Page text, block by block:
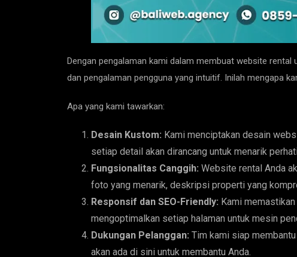
Dengan pengalaman kami dalam membuat website
dan pengalaman pengguna yang intuitif. Inilah mengapa
Apa yang kami tawarkan:
Desain Kustom: Kami menciptakan desain
setiap detail akan dirancang untuk menarik
Fungsionalitas Canggih: Website rental Anda
foto yang menarik, deskripsi properti yang
Responsif dan SEO-Friendly: Kami
mengoptimalkan setiap halaman untuk mesin
Dukungan Pelanggan: Tim kami siap
akan ada di sini untuk membantu Anda.